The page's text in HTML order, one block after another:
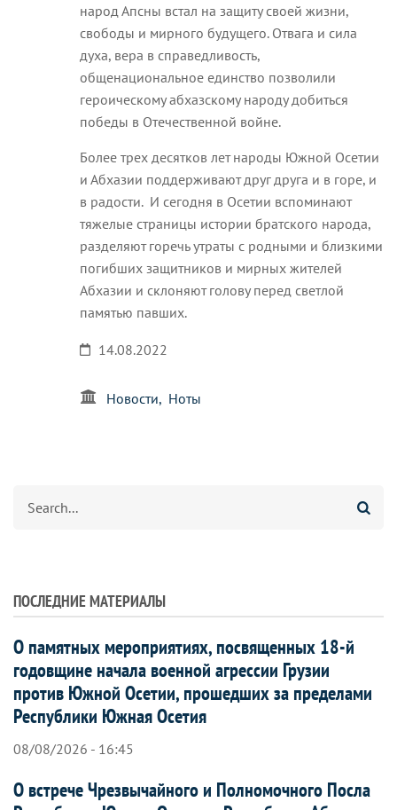
народ Апсны встал на защиту своей жизни,
свободы и мирного будущего. Отвага и сила
духа, вера в справедливость,
общенациональное единство позволили
героическому абхазскому народу добиться
победы в Отечественной войне.
Более трех десятков лет народы Южной Осетии
и Абхазии поддерживают друг друга и в горе, и
в радости. И сегодня в Осетии вспоминают
тяжелые страницы истории братского народа,
разделяют горечь утраты с родными и близкими
погибших защитников и мирных жителей
Абхазии и склоняют голову перед светлой
памятью павших.
14.08.2022
Новости Ноты
ПОСЛЕДНИЕ МАТЕРИАЛЫ
О памятных мероприятиях, посвященных 18-й
годовщине начала военной агрессии Грузии
против Южной Осетии, прошедших за пределами
Республики Южная Осетия
08/08/2026 - 16:45
О встрече Чрезвычайного и Полномочного Посла